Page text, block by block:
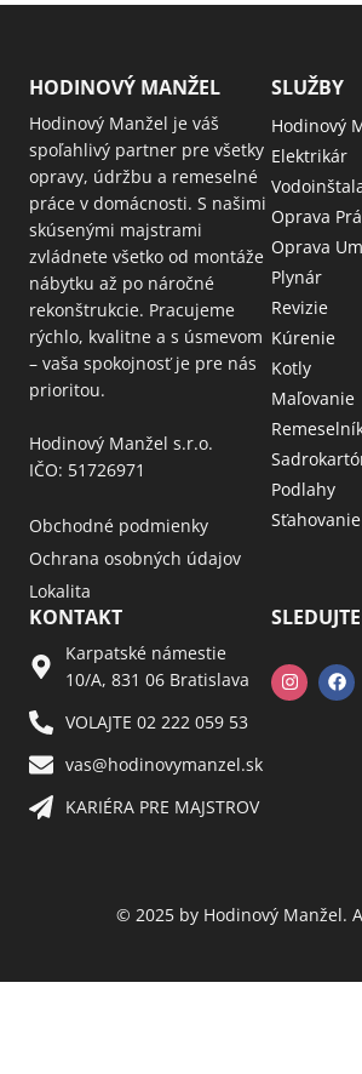
HODINOVÝ MANŽEL
Hodinový Manžel je váš
spoľahlivý partner pre všetky
opravy, údržbu a remeselné
práce v domácnosti. S našimi
skúsenými majstrami
zvládnete všetko od montáže
nábytku až po náročné
rekonštrukcie. Pracujeme
rýchlo, kvalitne a s úsmevom
– vaša spokojnosť je pre nás
prioritou.
Hodinový Manžel s.r.o.
IČO: 51726971
Obchodné podmienky
Ochrana osobných údajov
Lokalita
SLUŽBY
Hodinový
Elektrikár
Oprava
Oprava
Plynár
Revizie
Kúrenie
Kotly
Maľovanie
Podlahy
Sťahovanie
KONTAKT
Karpatské námestie
10/A, 831 06 Bratislava
VOLAJTE 02 222 059 53​
vas@hodinovymanzel.sk​
KARIÉRA PRE MAJSTROV​
© 2025 by Hodinový Manžel.